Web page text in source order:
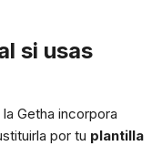
si usas
la Getha incorpora
por tu plantilla